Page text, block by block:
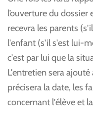
l’ouverture du
recevra les parents
l'enfant (s'il s'est lui-
c'est par lui que la
L'entretien sera
précisera la date, les
concernant l'élève et